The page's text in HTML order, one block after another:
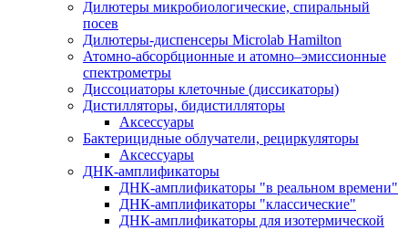
Дилютеры микробиологические, спиральный
посев
Дилютеры-диспенсеры Microlab Hamilton
Атомно-абсорбционные и атомно–эмиссионные
спектрометры
Диссоциаторы клеточные (диссикаторы)
Дистилляторы, бидистилляторы
Аксессуары
Бактерицидные облучатели, рециркуляторы
Аксессуары
ДНК-амплификаторы
ДНК-амплификаторы "в реальном времени"
ДНК-амплификаторы "классические"
ДНК-амплификаторы для изотермической